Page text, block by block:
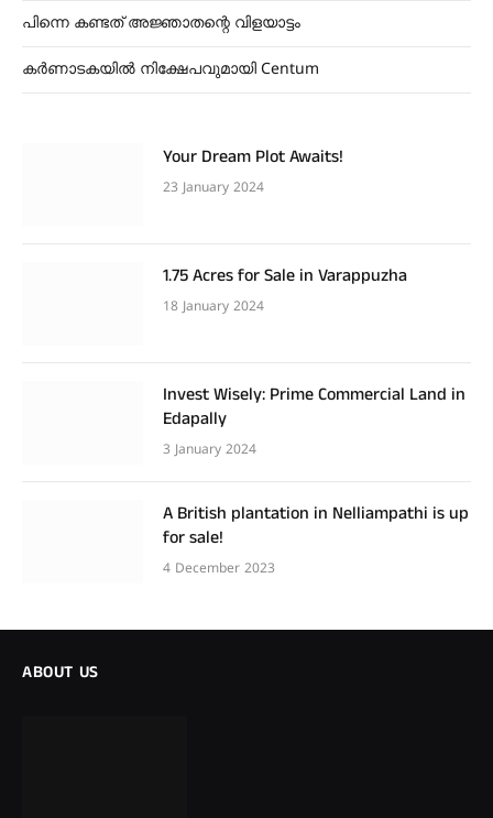
പിന്നെ കണ്ടത് അജ്ഞാതന്റെ വിളയാട്ടം
കർണാടകയിൽ നിക്ഷേപവുമായി Centum
Your Dream Plot Awaits!
23 January 2024
1.75 Acres for Sale in Varappuzha
18 January 2024
Invest Wisely: Prime Commercial Land in
Edapally
3 January 2024
A British plantation in Nelliampathi is up
for sale!
4 December 2023
ABOUT US